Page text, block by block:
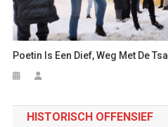
Poetin Is Een Dief, Weg Met De
HISTORISCH OFFENSIEF